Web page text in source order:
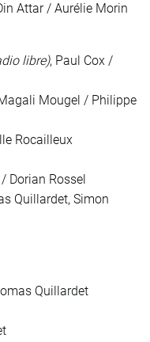
Attar / Aurélie Morin
libre), Paul Cox /
Mougel / Philippe
Rocailleux
Dorian Rossel
Quillardet, Simon
Quillardet